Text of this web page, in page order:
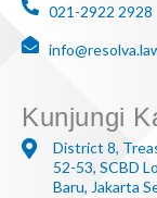
021-2922 2928
Kunjungi
District 8,
52-53, SCBD
Baru, Jakarta